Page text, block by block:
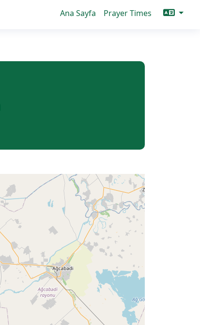
Ana Sayfa Prayer Times